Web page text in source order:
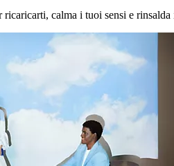
calma i tuoi sensi e